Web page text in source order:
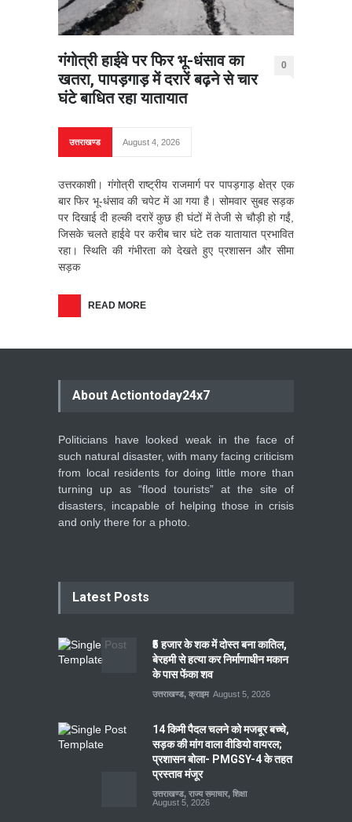
गंगोत्री हाईवे पर फिर भू-धंसाव का
खतरा, पापड़गाड़ में दरारें बढ़ने से चार
घंटे बाधित रहा यातायात
0
उत्तराखण्ड August 4, 2026
उत्तरकाशी। गंगोत्री राष्ट्रीय राजमार्ग पर पापड़गाड़ क्षेत्र एक
बार फिर भू-धंसाव की चपेट में आ गया है। सोमवार सुबह सड़क
पर दिखाई दी हल्की दरारें कुछ ही घंटों में तेजी से चौड़ी हो गईं,
जिसके चलते हाईवे पर करीब चार घंटे तक यातायात प्रभावित
रहा। स्थिति की गंभीरता को देखते हुए प्रशासन और सीमा
सड़क
READ MORE
About Actiontoday24x7
Politicians have looked weak in the face of
such natural disaster, with many facing criticism
from local residents for doing little more than
turning up as “flood tourists” at the site of
disasters, incapable of helping those in crisis
and only there for a photo.
Latest Posts
₹5 हजार के शक में दोस्त बना कातिल,
बेरहमी से हत्या कर निर्माणाधीन मकान
के पास फेंका शव
उत्तराखण्ड, क्राइम August 5, 2026
14 किमी पैदल चलने को मजबूर बच्चे,
सड़क की मांग वाला वीडियो वायरल;
प्रशासन बोला- PMGSY-4 के तहत
प्रस्ताव मंजूर
उत्तराखण्ड, राज्य समाचार, शिक्षा
August 5, 2026